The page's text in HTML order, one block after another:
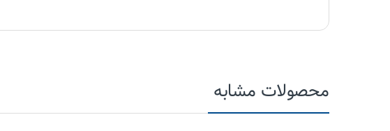
محصولات مشابه